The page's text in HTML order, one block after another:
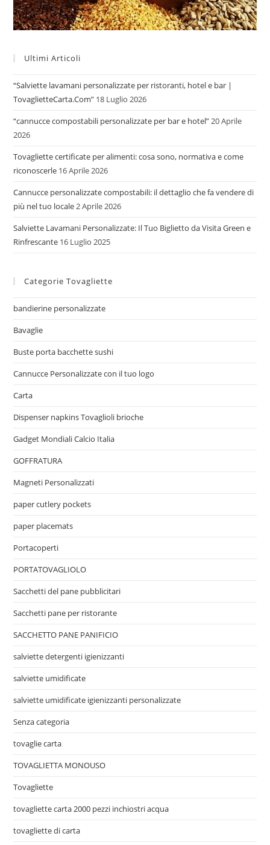
Ultimi Articoli
“Salviette lavamani personalizzate per ristoranti, hotel e bar |
TovaglietteCarta.Com” 18 Luglio 2026
“cannucce compostabili personalizzate per bar e hotel”20 Aprile
2026
Tovagliette certificate per alimenti: cosa sono, normativa e come
riconoscerle 16 Aprile 2026
Cannucce personalizzate compostabili: il dettaglio che fa vendere di
più nel tuo locale2 Aprile 2026
Salviette Lavamani Personalizzate: Il Tuo Biglietto da Visita Green e
Rinfrescante 16 Luglio 2025
Categorie Tovagliette
bandierine personalizzate
Bavaglie
Buste porta bacchette sushi
Cannucce Personalizzate con il tuo logo
Carta
Dispenser napkins Tovaglioli brioche
Gadget Mondiali Calcio Italia
GOFFRATURA
Magneti Personalizzati
paper cutlery pockets
paper placemats
Portacoperti
PORTATOVAGLIOLO
Sacchetti del pane pubblicitari
Sacchetti pane per ristorante
SACCHETTO PANE PANIFICIO
salviette detergenti igienizzanti
salviette umidificate
salviette umidificate igienizzanti personalizzate
Senza categoria
tovaglie carta
TOVAGLIETTA MONOUSO
Tovagliette
tovagliette carta 2000 pezzi inchiostri acqua
tovagliette di carta